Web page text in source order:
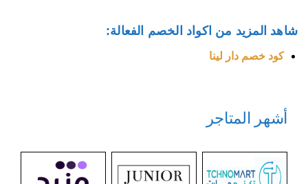
شاهد المزيد من اكواد الخصم الفعالة:
كود خصم دار لينا
أشهر المتاجر